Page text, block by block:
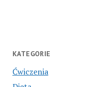
KATEGORIE
Ćwiczenia